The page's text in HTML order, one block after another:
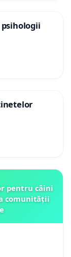
pentru câini
comunității